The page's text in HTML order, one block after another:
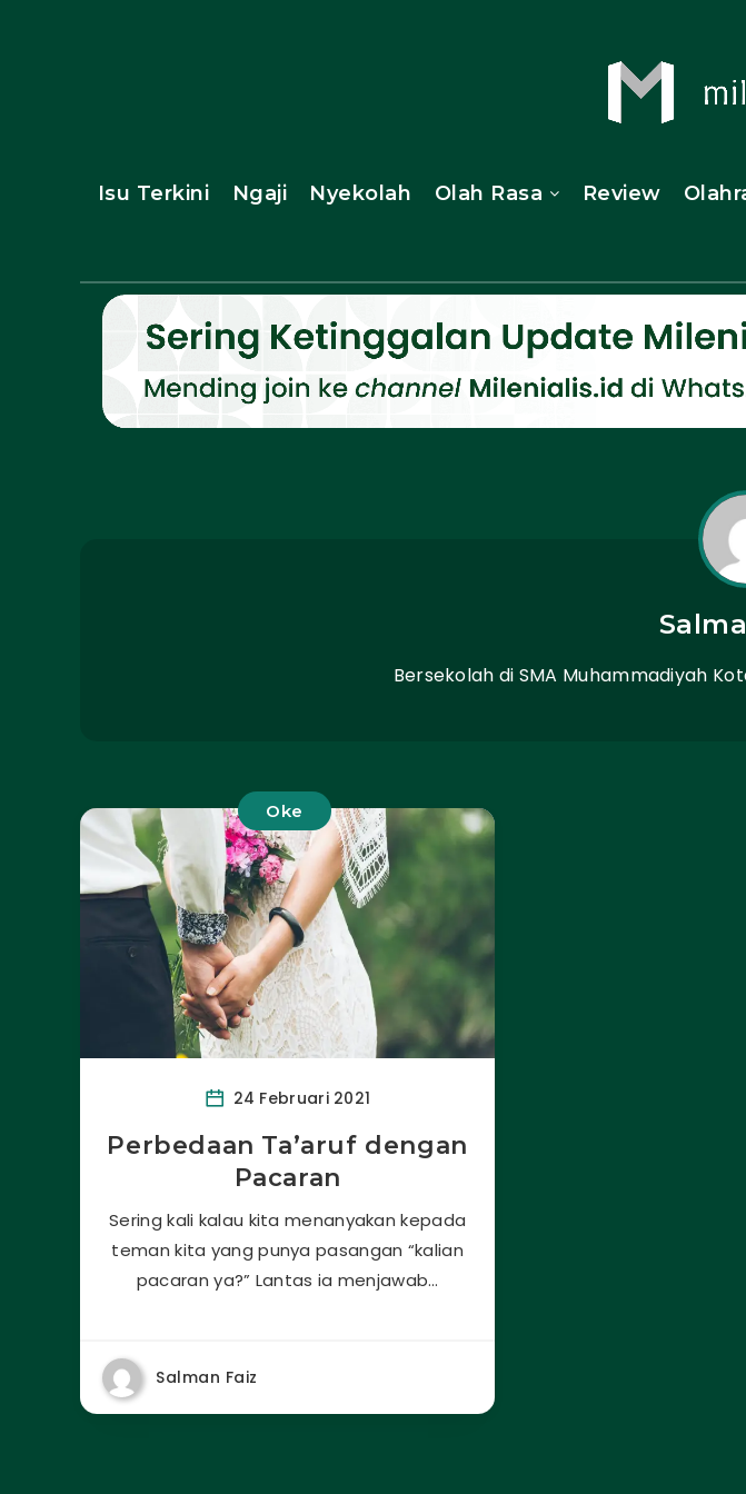
Isu Terkini Ngaji Nyekolah Olah Rasa Review
Bersekolah di SMA Muhammadiyah
Oke
24 Februari 2021
Perbedaan Ta’aruf dengan
Pacaran
Sering kali kalau kita menanyakan kepada
teman kita yang punya pasangan “kalian
pacaran ya?” Lantas ia menjawab…
Salman Faiz